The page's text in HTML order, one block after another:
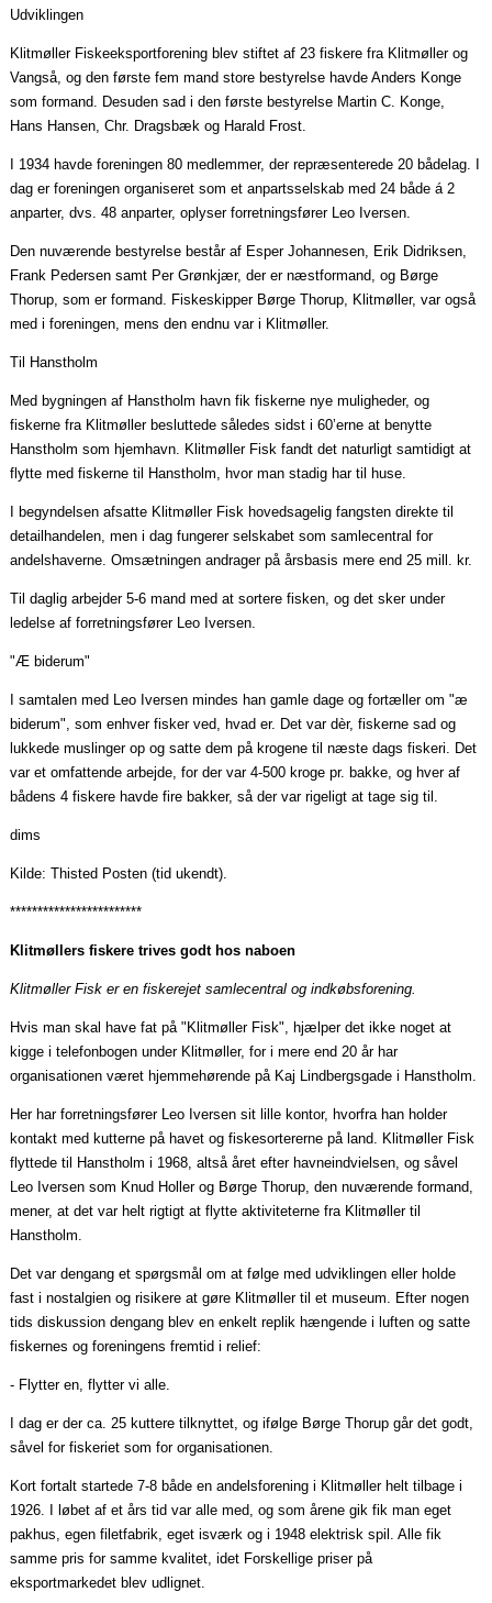
Udviklingen
Klitmøller Fiskeeksportforening blev stiftet af 23 fiskere fra Klitmøller og
Vangså, og den første fem mand store bestyrelse havde Anders Konge
som formand. Desuden sad i den første bestyrelse Martin C. Konge,
Hans Hansen, Chr. Dragsbæk og Harald Frost.
I 1934 havde foreningen 80 medlemmer, der repræsenterede 20bådelag . I
dag er foreningen organiseret som et anpartsselskab med 24 både á 2
anparter, dvs. 48 anparter, oplyser forretningsfører Leo Iversen.
Den nuværende bestyrelse består af Esper Johannesen, Erik Didriksen,
Frank Pedersen samt Per Grønkjær, der er næstformand, og Børge
Thorup, som er formand. Fiskeskipper Børge Thorup, Klitmøller, var også
med i foreningen, mens den endnu var i Klitmøller.
Til Hanstholm
Med bygningen af Hanstholm havn fik fiskerne nye muligheder, og
fiskerne fra Klitmøller besluttede således sidst i 60’erne at benytte
Hanstholm som hjemhavn. Klitmøller Fisk fandt det naturligt samtidigt at
flytte med fiskerne til Hanstholm, hvor man stadig har til huse.
I begyndelsen afsatte Klitmøller Fisk hovedsagelig fangsten direkte til
detailhandelen, men i dag fungerer selskabet som samlecentral for
andelshaverne. Omsætningen andrager på årsbasis mere end 25mill . kr.
Til daglig arbejder 5-6 mand med at sortere fisken, og det sker under
ledelse af forretningsfører Leo Iversen.
"Æbiderum"
I samtalen med Leo Iversen mindes han gamle dage og fortæller om "æ
biderum", som enhver fisker ved, hvad er. Det vardèr, fiskerne sad og
lukkede muslinger op og satte dem på krogene til næste dags fiskeri. Det
var et omfattende arbejde, for der var 4-500 kroge pr. bakke, og hver af
bådens 4 fiskere havde fire bakker, så der var rigeligt at tage sig til.
dims
Kilde: Thisted Posten (tid ukendt).
************************
Klitmøllers fiskere trives godt hos naboen
Klitmøller Fisk er enfiskerejet samlecentral og indkøbsforening.
Hvis man skal have fat på "Klitmøller Fisk", hjælper det ikke noget at
kigge i telefonbogen under Klitmøller, for i mere end 20 år har
organisationen været hjemmehørende på Kaj Lindbergsgade i Hanstholm.
Her har forretningsfører Leo Iversen sit lille kontor, hvorfra han holder
kontakt med kutterne på havet og fiskesortererne på land. Klitmøller Fisk
flyttede til Hanstholm i 1968, altså året efter havneindvielsen, og såvel
Leo Iversen som Knud Holler og Børge Thorup, den nuværende formand,
mener, at det var helt rigtigt at flytte aktiviteterne fra Klitmøller til
Hanstholm.
Det var dengang et spørgsmål om at følge med udviklingen eller holde
fast i nostalgien og risikere at gøre Klitmøller til et museum. Efter nogen
tids diskussion dengang blev en enkelt replik hængende i luften og satte
fiskernes og foreningens fremtid i relief:
- Flytter en, flytter vi alle.
I dag er der ca. 25 kuttere tilknyttet, og ifølge Børge Thorup går det godt,
såvel for fiskeriet som for organisationen.
Kort fortalt startede 7-8 både en andelsforening i Klitmøller helt tilbage i
1926. I løbet af et års tid var alle med, og som årene gik fik man eget
pakhus, egen filetfabrik, eget isværk og i 1948 elektrisk spil. Alle fik
samme pris for samme kvalitet, idet Forskellige priser på
eksportmarkedet blev udlignet.